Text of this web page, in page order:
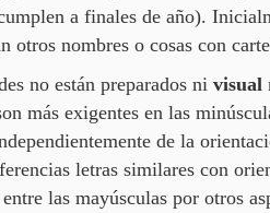
a finales de año).
otros nombres o cosas con
no están preparados ni visual
más exigentes en las
de la
letras similares con
las mayúsculas por otros